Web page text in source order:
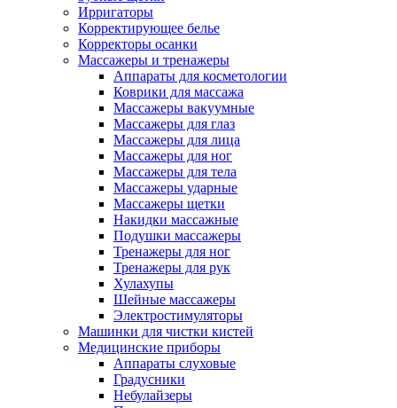
Ирригаторы
Корректирующее белье
Корректоры осанки
Массажеры и тренажеры
Аппараты для косметологии
Коврики для массажа
Массажеры вакуумные
Массажеры для глаз
Массажеры для лица
Массажеры для ног
Массажеры для тела
Массажеры ударные
Массажеры щетки
Накидки массажные
Подушки массажеры
Тренажеры для ног
Тренажеры для рук
Хулахупы
Шейные массажеры
Электростимуляторы
Машинки для чистки кистей
Медицинские приборы
Аппараты слуховые
Градусники
Небулайзеры